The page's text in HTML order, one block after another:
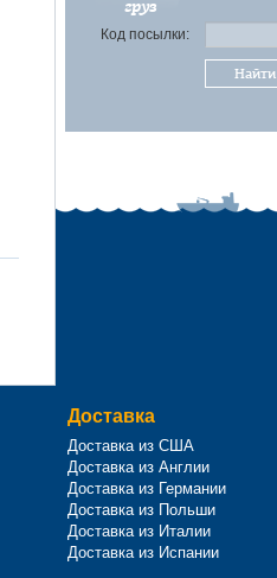
груз
Код посылки:
Найти
Доставка
Доставка из США
Доставка из Англии
Доставка из Германии
Доставка из Польши
Доставка из Италии
Доставка из Испании